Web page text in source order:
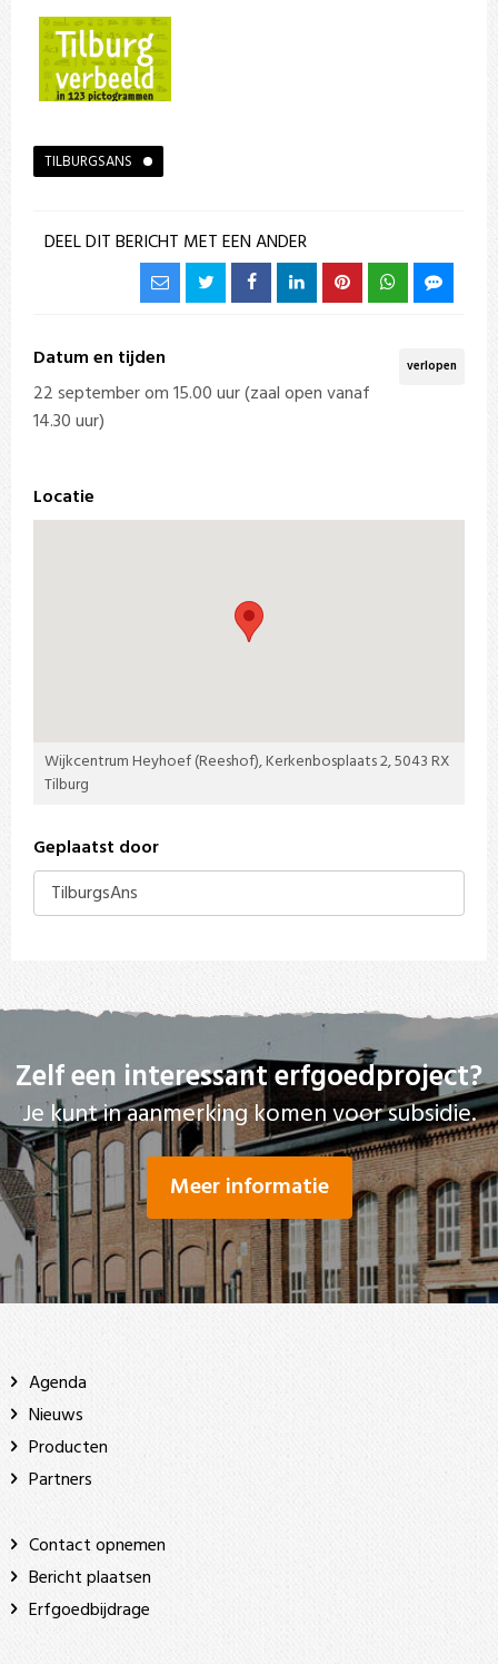
TILBURGSANS
DEEL DIT BERICHT MET EEN ANDER
verlopen
Datum en tijden
22 september om 15.00 uur (zaal open vanaf
14.30 uur)
Locatie
Wijkcentrum Heyhoef (Reeshof), Kerkenbosplaats 2, 5043 RX
Tilburg
Geplaatst door
TilburgsAns
Zelf een interessant erfgoedproject?
Je kunt in aanmerking komen voor subsidie.
Meer informatie
Agenda
Nieuws
Producten
Partners
Contact opnemen
Bericht plaatsen
Erfgoedbijdrage